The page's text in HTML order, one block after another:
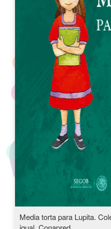
Media torta para Lupita.